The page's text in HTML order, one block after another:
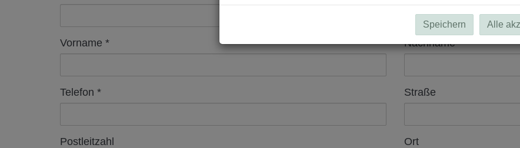
Vorname Nachname
Telefon Straße
Postleitzahl Ort
Speichern Alle